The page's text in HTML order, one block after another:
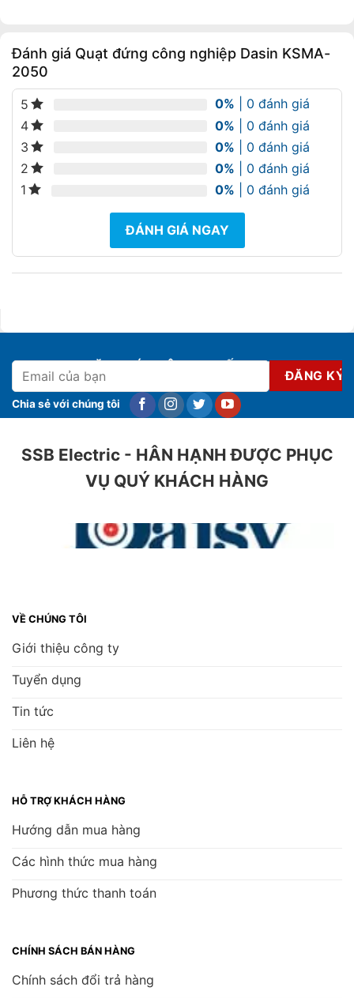
Đánh giá Quạt đứng công nghiệp Dasin KSMA-
2050
5 0% | 0 đánh giá
4
0% | 0 đánh giá
3
0% | 0 đánh giá
2
0% | 0 đánh giá
1
0% | 0 đánh giá
ĐÁNH GIÁ NGAY
ĐĂNG KÝ NHẬN KHUYẾN MẠI
Chia sẻ với chúng tôi
SSB Electric - HÂN HẠNH ĐƯỢC PHỤC
VỤ QUÝ KHÁCH HÀNG
VỀ CHÚNG TÔI
Giới thiệu công ty
Tuyển dụng
Tin tức
Liên hệ
HỖ TRỢ KHÁCH HÀNG
Hướng dẫn mua hàng
Các hình thức mua hàng
Phương thức thanh toán
CHÍNH SÁCH BÁN HÀNG
Chính sách đổi trả hàng